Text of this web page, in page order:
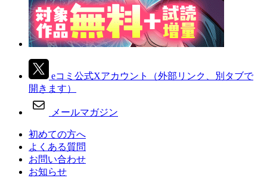
eコミ公式Xアカウント
（外部リンク、別タブで
開きます）
メールマガジン
初めての方へ
よくある質問
お問い合わせ
お知らせ